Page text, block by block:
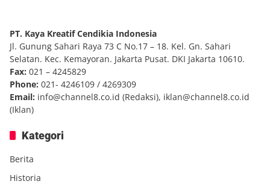
PT. Kaya Kreatif Cendikia Indonesia
Jl. Gunung Sahari Raya 73 C No.17 – 18. Kel. Gn. Sahari
Selatan. Kec. Kemayoran. Jakarta Pusat. DKI Jakarta 10610.
Fax: 021 – 4245829
Phone: 021- 4246109 / 4269309
Email: info@channel8.co.id (Redaksi), iklan@channel8.co.id
(Iklan)
Kategori
Berita
Historia